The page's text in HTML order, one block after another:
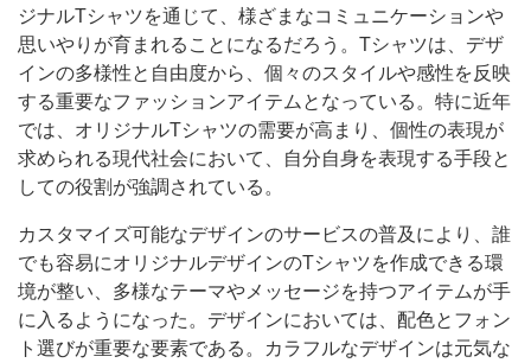
ジナルTシャツを通じて、様ざまなコミュニケーションや
思いやりが育まれることになるだろう。Tシャツは、デザ
インの多様性と自由度から、個々のスタイルや感性を反映
する重要なファッションアイテムとなっている。特に近年
では、オリジナルTシャツの需要が高まり、個性の表現が
求められる現代社会において、自分自身を表現する手段と
しての役割が強調されている。
カスタマイズ可能なデザインのサービスの普及により、誰
でも容易にオリジナルデザインのTシャツを作成できる環
境が整い、多様なテーマやメッセージを持つアイテムが手
に入るようになった。デザインにおいては、配色とフォン
ト選びが重要な要素である。カラフルなデザインは元気な